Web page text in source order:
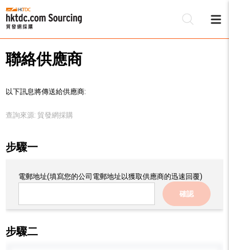
聯絡供應商
以下訊息將傳送給供應商:
查詢來源: 貿發網採購
步驟一
電郵地址(填寫您的公司電郵地址以獲取供應商的迅速回覆)
確認
步驟二